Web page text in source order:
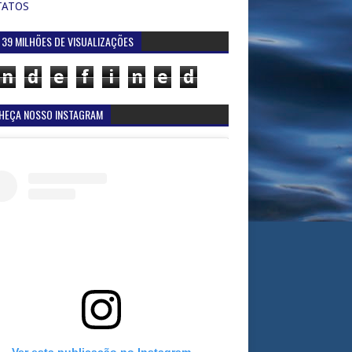
MILHÕES DE VISUALIZAÇÕES
n d e f i n e d
NOSSO INSTAGRAM